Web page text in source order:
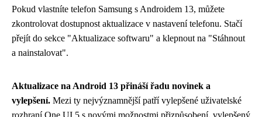
Pokud vlastníte telefon Samsung s Androidem 13, můžete
zkontrolovat dostupnost aktualizace v nastavení telefonu. Stačí
přejít do sekce "Aktualizace softwaru" a klepnout na "Stáhnout
a nainstalovat".
Aktualizace na Android 13 přináší řadu novinek a
vylepšení. Mezi ty nejvýznamnější patří vylepšené uživatelské
rozhraní One UI 5 s novými možnostmi přizpůsobení, vylepšený